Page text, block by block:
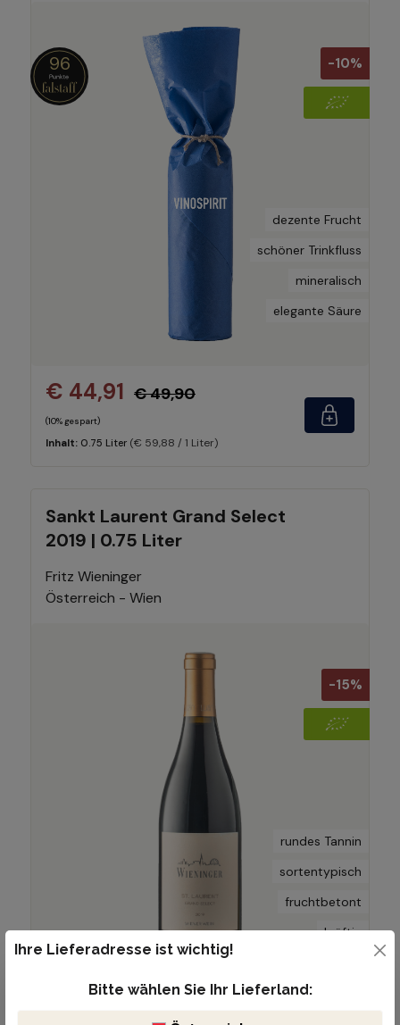
-10%
96
dezente Frucht
schöner Trinkfluss
mineralisch
elegante Säure
€ 44,91 € 49,90
(10% gespart)
Inhalt: 0.75 Liter (€ 59,88 / 1 Liter)
Sankt Laurent Grand Select
2019 | 0.75 Liter
Fritz Wieninger
Österreich - Wien
-15%
rundes Tannin
sortentypisch
fruchtbetont
kräftig
€ 28,90 € 34,00
Ihre Lieferadresse ist wichtig!
Bitte wählen Sie Ihr Lieferland: